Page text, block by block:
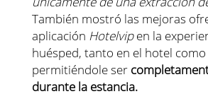
También mostró las mejoras
aplicación Hotelvipen la
huésped, tanto en el hotel
permitiéndole ser
durante la estancia.